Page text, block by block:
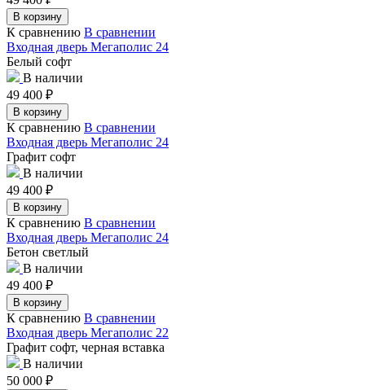
В корзину
К сравнению В сравнении
Входная дверь Мегаполис 24
Белый софт
В наличии
49 400 ₽
В корзину
К сравнению В сравнении
Входная дверь Мегаполис 24
Графит софт
В наличии
49 400 ₽
В корзину
К сравнению В сравнении
Входная дверь Мегаполис 24
Бетон светлый
В наличии
49 400 ₽
В корзину
К сравнению В сравнении
Входная дверь Мегаполис 22
Графит софт, черная вставка
В наличии
50 000 ₽